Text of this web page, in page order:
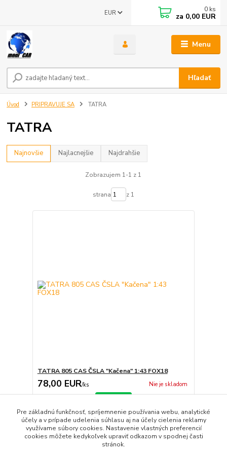
Menu
EUR
Hľadať
0 ks
za 0,00 EUR
Úvod PRIPRAVUJE SA TATRA
TATRA
Najnovšie Najlacnejšie Najdrahšie
Zobrazujem 1-1 z 1
strana z 1
TATRA 805 CAS ČSLA "Kačena" 1:43 FOX18
78,00 EUR/ks Nie je skladom
strana z 1
Pre základnú funkčnosť, spríjemnenie používania webu, analytické
účely a v prípade udelenia súhlasu aj na účely cielenia reklamy
využívame súbory cookies. Nastavenie vlastných preferencií
cookies môžete kedykoľvek upraviť odkazom v spodnej časti
stránok.